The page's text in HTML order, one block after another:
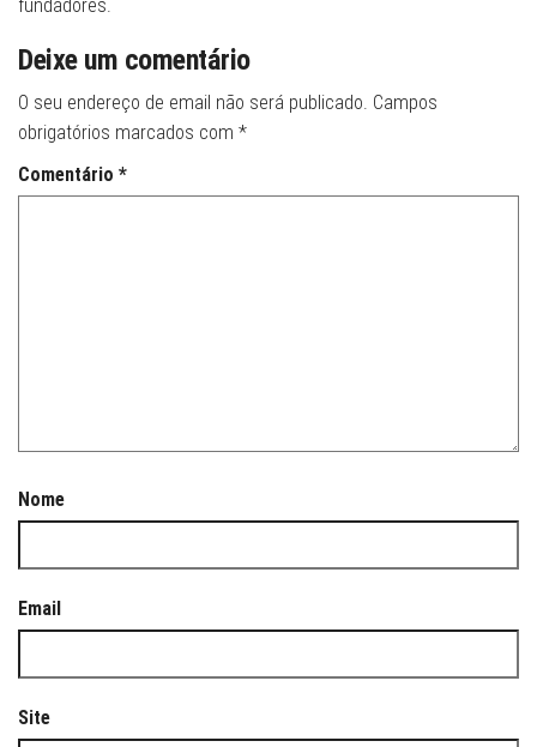
fundadores.
Deixe um comentário
O seu endereço de email não será publicado. Campos
obrigatórios marcados com *
Comentário *
Nome
Email
Site